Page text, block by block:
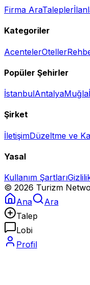
Firma AraTalepler
Kategoriler
AcentelerOteller
Popüler Şehirler
İstanbulAntalyaMuğla
Şirket
İletişimDüzeltme ve
Yasal
Kullanım Şartları
© 2026 Turizm
Ana
Ara
Talep
Lobi
Profil